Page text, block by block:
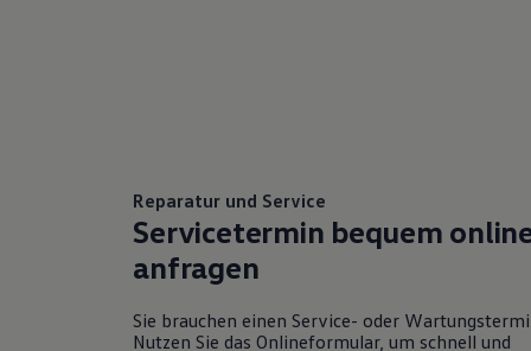
Reparatur und Service
Servicetermin bequem
anfragen
Sie brauchen einen Service- oder
Nutzen Sie das Onlineformular, um schnell und